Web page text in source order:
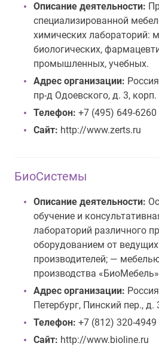
Описание деятельности:
специализированной
химических лабораторий:
биологических,
промышленных, учебных.
Адрес организации:
пр-д Одоевского, д. 3, корп.
Телефон: +7 (495) 649-6260
Сайт: http://www.zerts.ru
БиоСистемы
Описание деятельности:
обучение и
лабораторий различного
оборудованием от
производителей; —
производства
Адрес организации:
Петербург, Пинский пер., д.
Телефон: +7 (812) 320-4949
Сайт: http://www.bioline.ru